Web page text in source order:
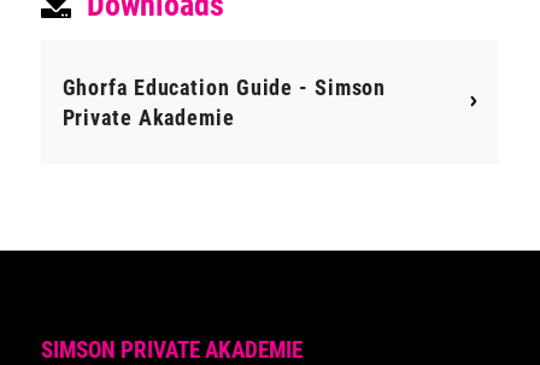
Ghorfa Education Guide - Simson
Private Akademie
SIMSON PRIVATE AKADEMIE